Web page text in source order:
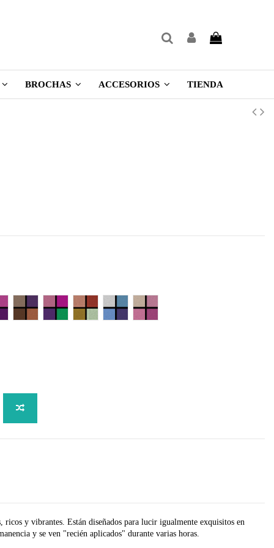
BROCHAS ACCESORIOS TIENDA
of Hearts
Rich PearlSmile TiramisuPretty CoolSo Sweet
ricos y vibrantes. Están diseñados para lucir igualmente exquisitos en
y se ven "recién aplicados" durante varias horas.